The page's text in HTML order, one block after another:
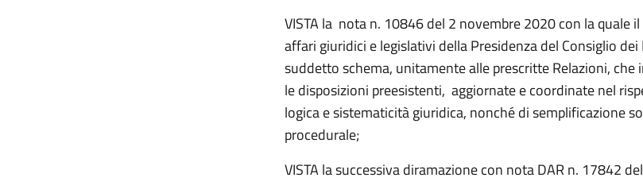
VISTA la nota n. 10846 del 2 novembre 2020 con la quale
affari giuridici e legislativi della Presidenza del Consiglio
suddetto schema, unitamente alle prescritte Relazioni,
le disposizioni preesistenti, aggiornate e coordinate nel
logica e sistematicità giuridica, nonché di semplificazione
procedurale;
VISTA la successiva diramazione con nota DAR n. 17842